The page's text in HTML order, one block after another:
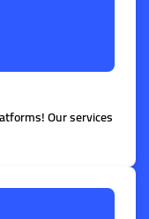
Our services